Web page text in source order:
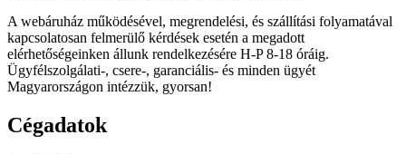
A webáruház működésével, megrendelési, és szállítási folyamatával
kapcsolatosan felmerülő kérdések esetén a megadott
elérhetőségeinken állunk rendelkezésére H-P 8-18 óráig.
Ügyfélszolgálati-, csere-, garanciális- és minden ügyét
Magyarországon intézzük, gyorsan!
Cégadatok